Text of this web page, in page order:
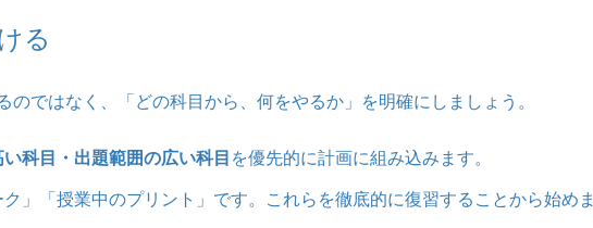
る
のではなく、「どの科目から、何をやるか」を明確にしましょう。
科目・出題範囲の広い科目 を優先的に計画に組み込みます。
」「授業中のプリント」です。これらを徹底的に復習することから始めま